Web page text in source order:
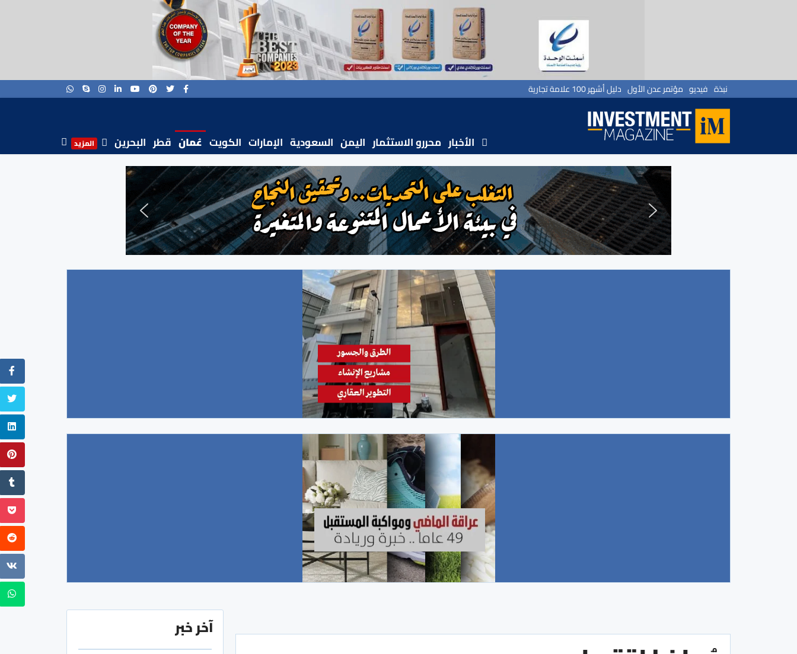
نبذة فيديو مؤتمر عدن الأول دليل أشهر 100 علامة تجارية
الأخبار محررو الاستثمار اليمن السعودية الإمارات الكويت عُمان قطر البحرين المزيد
آخر خبر